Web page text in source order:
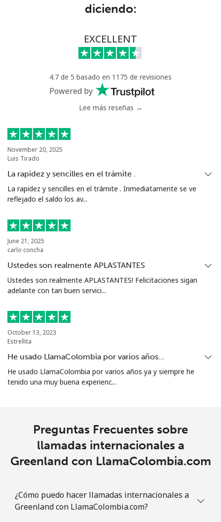
⁦1.5¢⁩
333 min por
⁦1.6¢⁩
312 min por
Greenland
Línea fija
Celular ⁦10.9¢⁩
45 min por
⁦5¢⁩
Grenada
Línea fija
⁦$5⁩
Celular ⁦31.5¢⁩
15 min por
⁦9¢⁩
Guadeloupe
⁦$5⁩
Celular ⁦29.5¢⁩
All country ⁦4.5¢⁩
111 min por
Línea fija ⁦19.9¢⁩
25 min por
diciendo:
EXCELLENT
4.7 de 5 basado en 1175 de revisiones
Powered by
Lee más reseñas →
November 20, 2025
Luis Tirado
La rapidez y sencilles en el trámite .
La rapidez y sencilles en el trámite . Inmediatamente se ve
reflejado el saldo los av...
June 21, 2025
carlo concha
Ustedes son realmente APLASTANTES
Ustedes son realmente APLASTANTES! Felicitaciones sigan
adelante con tan buen servici...
October 13, 2023
Estrellita
He usado LlamaColombia por varios años…
He usado LlamaColombia por varios años ya y siempre he
tenido una muy buena experienc...
Preguntas Frecuentes sobre
llamadas internacionales a
Greenland con LlamaColombia.com
¿Cómo puedo hacer llamadas internacionales a
Greenland con LlamaColombia.com?